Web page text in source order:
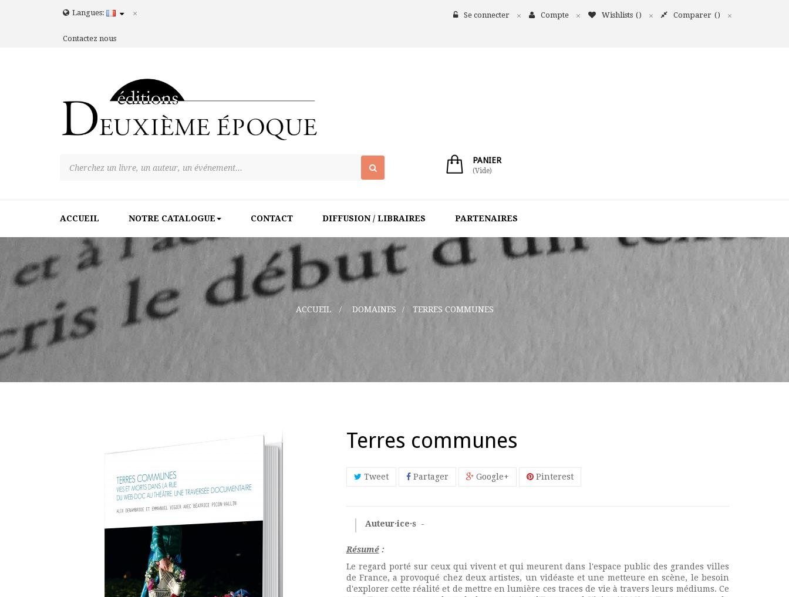
Langues: Se connecter Compte Wishlists Comparer
Contactez nous
PANIER
(Vide)
ACCUEIL NOTRE CATALOGUE CONTACT DIFFUSION / LIBRAIRES PARTENAIRES
ACCUEIL > DOMAINES > TERRES COMMUNES
Terres communes
Tweet Partager Google+ Pinterest
Auteur·ice·s -
Résumé:
Le regard porté sur ceux qui vivent et qui meurent dans l'espace public des grandes villes
de France, a provoqué chez deux artistes, un vidéaste et une metteure en scène, le besoin
d'explorer cette réalité et de mettre en lumière ces traces de vie à travers leurs médiums. Ce